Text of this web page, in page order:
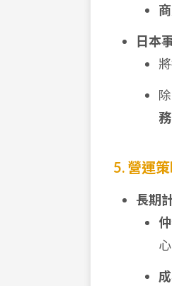
日本
務
5. 營運
長期